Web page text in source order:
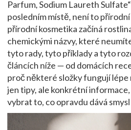
Parfum, Sodium Laureth
posledním místě, není to
přírodní kosmetika začíná
chemickými názvy, které
tyto rady, tyto příklady a tyto
článcích níže — od domácích
proč některé složky fungují lépe
jen tipy, ale konkrétní
vybrat to, co opravdu dává